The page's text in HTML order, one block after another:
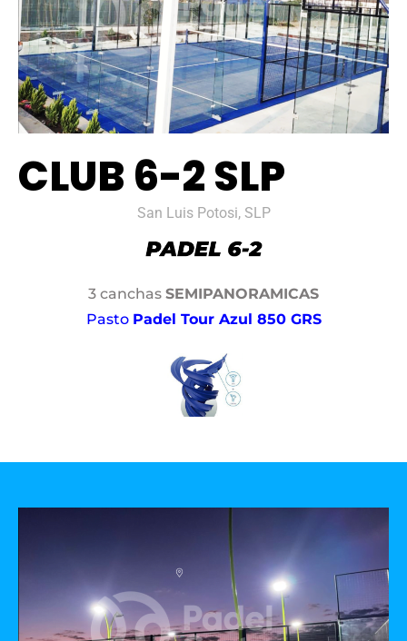
CLUB 6-2 SLP
San Luis Potosi, SLP
3 canchas SEMIPANORAMICAS
Pasto Padel Tour Azul 850 GRS